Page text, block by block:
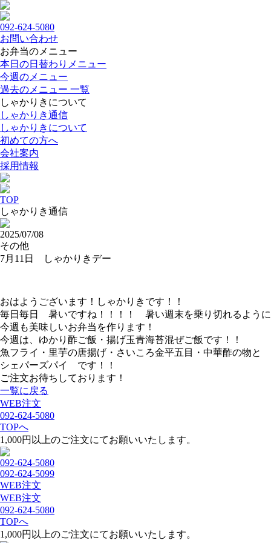
092-624-5080
お問い合わせ
お弁当のメニュー
本日の日替わりメニュー
今週のメニュー
過去のメニュー 一覧
しゃかりきについて
しゃかりき通信
しゃかりきについて
初めての方へ
会社案内
採用情報
TOP
しゃかりき通信
2025/07/08
その他
7月11日 しゃかりきデー
おはようございます！しゃかりきです！！
毎日毎日 暑いですね！！！！ 暑い週末を乗り切れるように
今週も美味しいお弁当を作ります！
今週は、ゆかり酢ご飯・揚げ玉青海苔混ぜご飯です！！
魚フライ・里芋の唐揚げ・さいころ金平五目・中華酢の物と
シェパーズパイ です！！
ご注文お待ちしております！
一覧に戻る
WEB注文
092-624-5080
TOPへ
1,000円以上のご注文にてお願いいたします。
092-624-5080
092-624-5099
WEB注文
WEB注文
092-624-5080
TOPへ
1,000円以上のご注文にてお願いいたします。